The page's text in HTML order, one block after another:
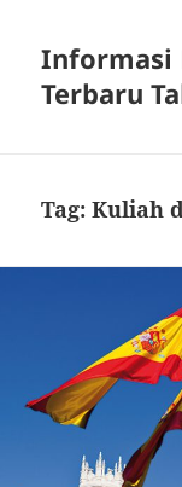
Informasi
Terbaru
Tag:Kuliah